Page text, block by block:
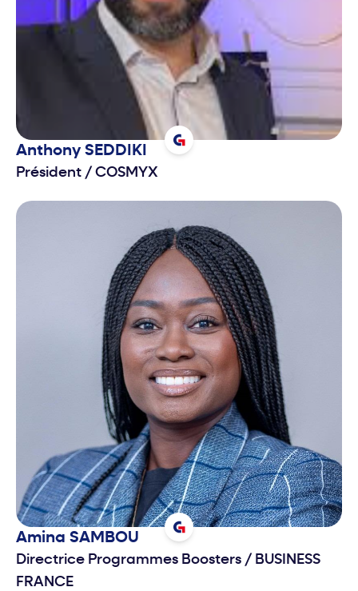
Anthony SEDDIKI
Président / COSMYX
Amina SAMBOU
Directrice Programmes Boosters / BUSINESS
FRANCE